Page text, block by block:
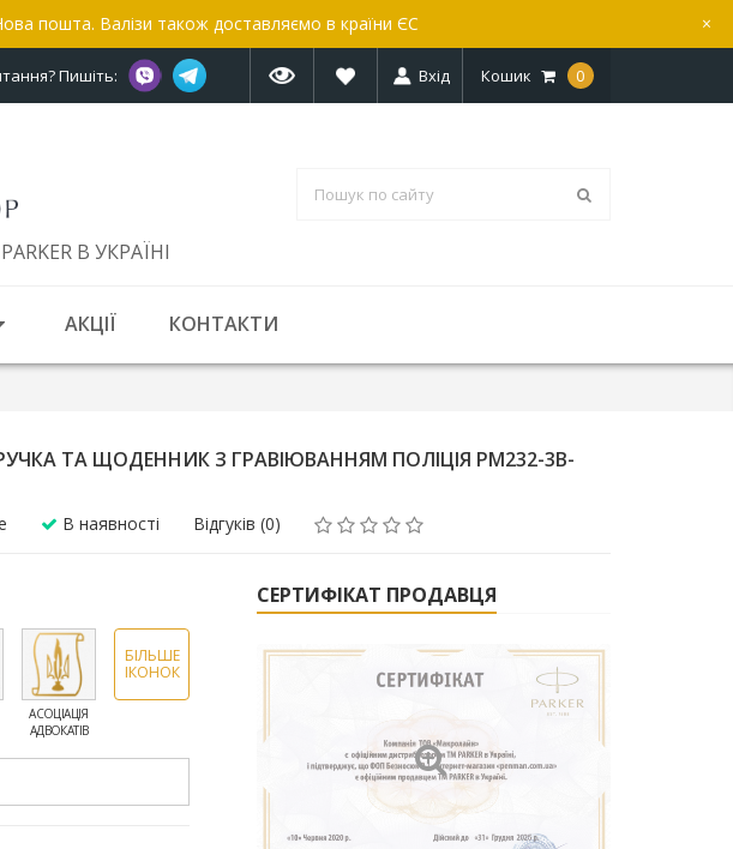
пошта. Валізи також доставляємо в країни ЄС ×
Пишіть: Вхід Кошик 0
В УКРАЇНІ
АКЦІЇ КОНТАКТИ
ТА ЩОДЕННИК З ГРАВІЮВАННЯМ ПОЛІЦІЯ PM232-3B-
В наявності Відгуків (0)
АСОЦІАЦІЯ
АДВОКАТІВ
БІЛЬШЕ
ІКОНОК
СЕРТИФІКАТ ПРОДАВЦЯ